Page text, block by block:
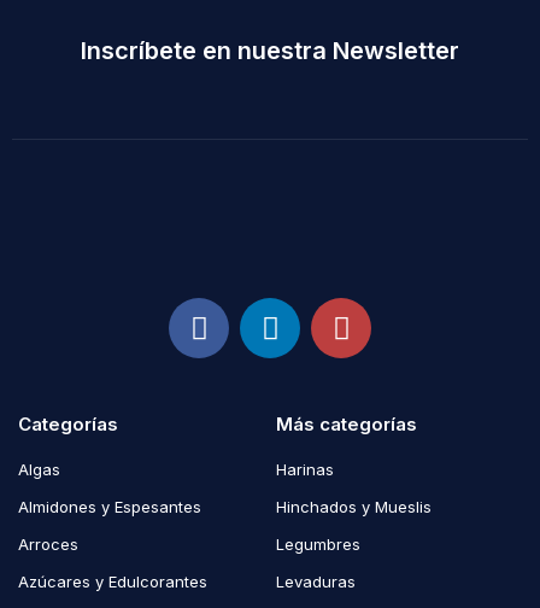
Inscríbete en nuestra Newsletter
Categorías
Algas
Almidones y Espesantes
Arroces
Azúcares y Edulcorantes
Más categorías
Harinas
Hinchados y Mueslis
Legumbres
Levaduras